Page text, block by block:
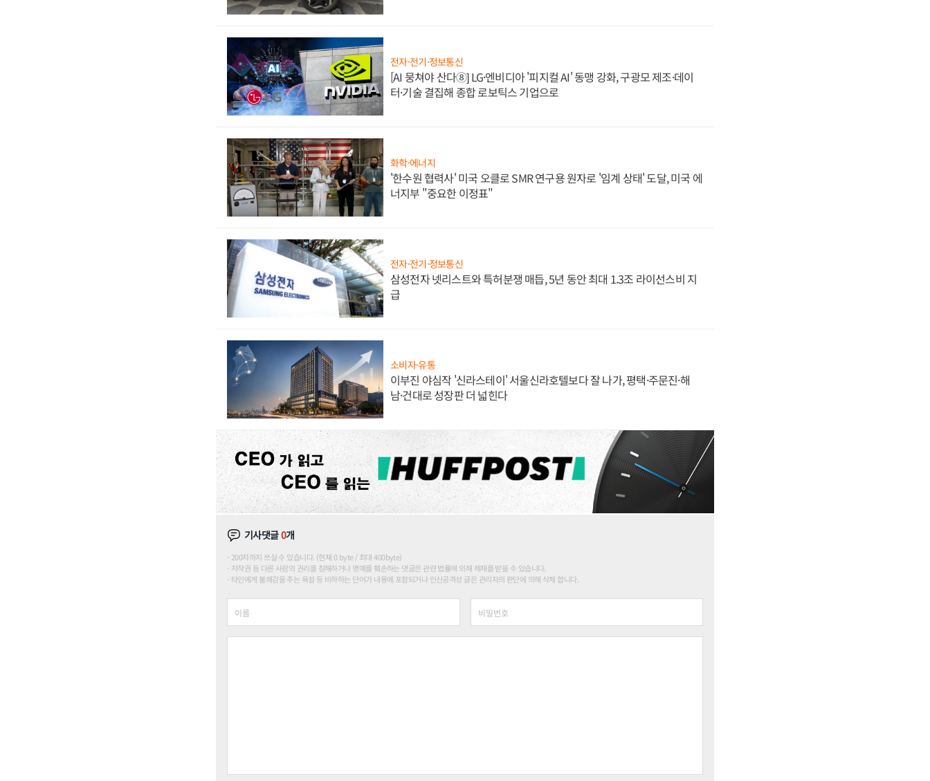
전자·전기·정보통신
[AI 뭉쳐야 산다⑧] LG·엔비디아 '피지컬 AI' 동맹 강화, 구광모 제조·데이
터·기술 결집해 종합 로보틱스 기업으로
화학·에너지
'한수원 협력사' 미국 오클로 SMR 연구용 원자로 '임계 상태' 도달, 미국 에
너지부 "중요한 이정표"
전자·전기·정보통신
삼성전자 넷리스트와 특허분쟁 매듭, 5년 동안 최대 1.3조 라이선스비 지
급
소비자·유통
이부진 야심작 '신라스테이' 서울신라호텔보다 잘 나가, 평택·주문진·해
남·건대로 성장판 더 넓힌다
기사댓글0개
200자까지 쓰실 수 있습니다. (현재 0 byte / 최대 400byte)
저작권 등 다른 사람의 권리를 침해하거나 명예를 훼손하는 댓글은 관련 법률에 의해 제재를 받을 수 있습니다.
타인에게 불쾌감을 주는 욕설 등 비하하는 단어가 내용에 포함되거나 인신공격성 글은 관리자의 판단에 의해 삭제 합니다.